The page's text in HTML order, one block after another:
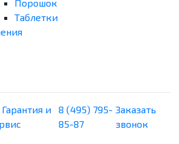
Порошок
Таблетки
Гарантия и
8 (495) 795-
85-87
Заказать
звонок